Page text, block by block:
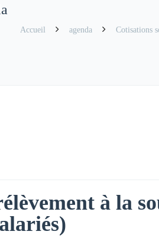
Accueil agenda Cotisations
à la